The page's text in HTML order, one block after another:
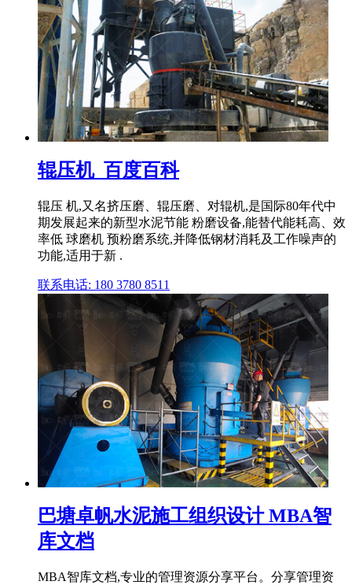
辊压机_百度百科
辊压 机,又名挤压磨、辊压磨、对辊机,是国际80年代中
期发展起来的新型水泥节能 粉磨设备,能替代能耗高、效
率低 球磨机 预粉磨系统,并降低钢材消耗及工作噪声的
功能,适用于新 .
联系电话: 180 3780 8511
巴塘卓帆水泥施工组织设计 MBA智
库文档
MBA智库文档,专业的管理资源分享平台。分享管理资